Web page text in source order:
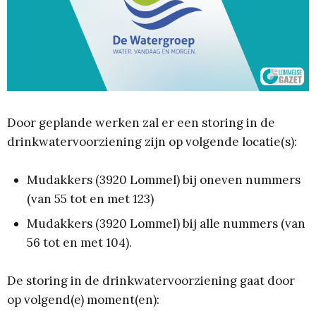
Door geplande werken zal er een storing in de
drinkwatervoorziening zijn op volgende locatie(s):
Mudakkers (3920 Lommel) bij oneven nummers
(van 55 tot en met 123)
Mudakkers (3920 Lommel) bij alle nummers (van
56 tot en met 104).
De storing in de drinkwatervoorziening gaat door
op volgend(e) moment(en):